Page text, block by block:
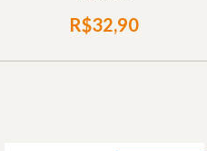
R$32,90